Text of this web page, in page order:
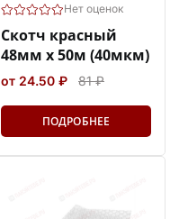
Нет оценок
Скотч красный
48мм х 50м (40мкм)
от 24.50 ₽ 81 ₽
ПОДРОБНЕЕ